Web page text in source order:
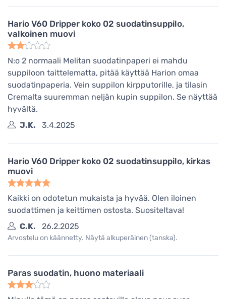
Hario V60 Dripper koko 02 suodatinsuppilo,
valkoinen muovi
N:o 2 normaali Melitan suodatinpaperi ei mahdu
suppiloon taittelematta, pitää käyttää Harion omaa
suodatinpaperia. Vein suppilon kirpputorille, ja tilasin
Cremalta suuremman neljän kupin suppilon. Se näyttää
hyvältä.
J.K.
3.4.2025
Hario V60 Dripper koko 02 suodatinsuppilo, kirkas
muovi
Kaikki on odotetun mukaista ja hyvää. Olen iloinen
suodattimen ja keittimen ostosta. Suositeltava!
C.K.
26.2.2025
Arvostelu on käännetty. Näytä alkuperäinen (tanska).
Paras suodatin, huono materiaali